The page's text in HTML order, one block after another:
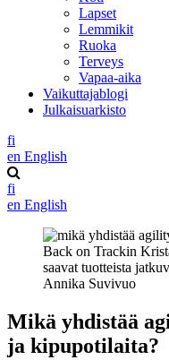
Lapset
Lemmikit
Ruoka
Terveys
Vapaa-aika
Vaikuttajablogi
Julkaisuarkisto
fi
en English
fi
en English
Back on Trackin
saavat tuotteista
Annika Suvivuo
Mikä yhdistää
ja kipupotilaita?